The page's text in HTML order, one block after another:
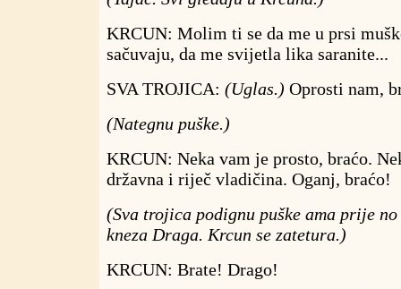
KRCUN: Molim ti se da me u prsi
sačuvaju, da me svijetla lika saranite...
SVA TROJICA: (Uglas.) Oprosti nam,
(Nategnu puške.)
KRCUN: Neka vam je prosto, braćo.
državna i riječ vladičina. Oganj, braćo!
(Sva trojica podignu puške ama prije
kneza Draga. Krcun se zatetura.)
KRCUN: Brate! Drago!